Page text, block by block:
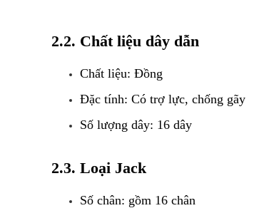
2.2. Chất liệu dây dẫn
Chất liệu: Đồng
Đặc tính: Có trợ lực, chống gãy
Số lượng dây: 16 dây
2.3. Loại Jack
Số chân: gồm 16 chân